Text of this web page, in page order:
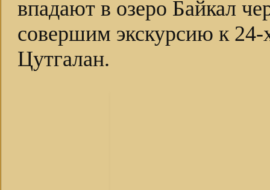
впадают в озеро Байкал
совершим экскурсию к
Цутгалан.